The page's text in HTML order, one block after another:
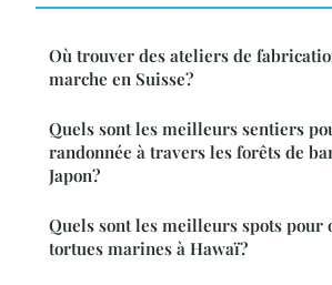
Où trouver des ateliers de
marche en Suisse?
Quels sont les meilleurs sentiers
randonnée à travers les forêts de
Japon?
Quels sont les meilleurs spots pour
tortues marines à Hawaï?